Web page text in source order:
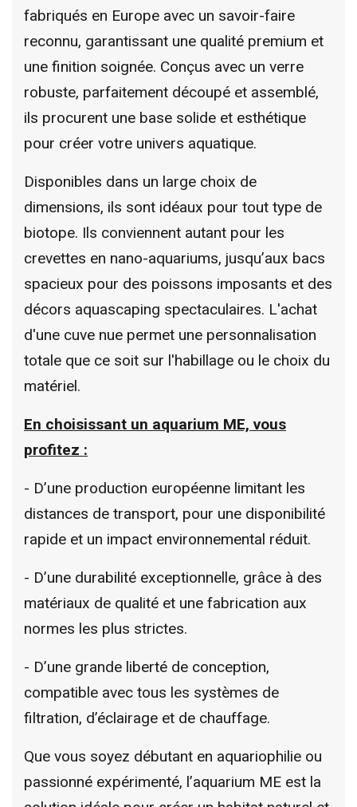
fabriqués en Europe avec un savoir-faire
reconnu, garantissant une qualité premium et
une finition soignée. Conçus avec un verre
robuste, parfaitement découpé et assemblé,
ils procurent une base solide et esthétique
pour créer votre univers aquatique.
Disponibles dans un large choix de
dimensions, ils sont idéaux pour tout type de
biotope. Ils conviennent autant pour les
crevettes en nano-aquariums, jusqu’aux bacs
spacieux pour des poissons imposants et des
décors aquascaping spectaculaires. L'achat
d'une cuve nue permet une personnalisation
totale que ce soit sur l'habillage ou le choix du
matériel.
En choisissant un aquarium ME, vous
profitez :
- D’une production européenne limitant les
distances de transport, pour une disponibilité
rapide et un impact environnemental réduit.
- D’une durabilité exceptionnelle, grâce à des
matériaux de qualité et une fabrication aux
normes les plus strictes.
- D’une grande liberté de conception,
compatible avec tous les systèmes de
filtration, d’éclairage et de chauffage.
Que vous soyez débutant en aquariophilie ou
passionné expérimenté, l’aquarium ME est la